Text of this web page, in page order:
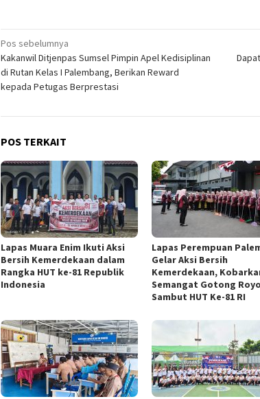
Navigasi
pos
Pos sebelumnya
Kakanwil Ditjenpas Sumsel Pimpin Apel Kedisiplinan
di Rutan Kelas I Palembang, Berikan Reward
kepada Petugas Berprestasi
POS TERKAIT
Lapas Muara Enim Ikuti Aksi
Bersih Kemerdekaan dalam
Rangka HUT ke-81 Republik
Indonesia
Lapas Perempuan
Gelar Aksi Bersih
Kemerdekaan,
Semangat Gotong
Sambut HUT Ke-81 RI